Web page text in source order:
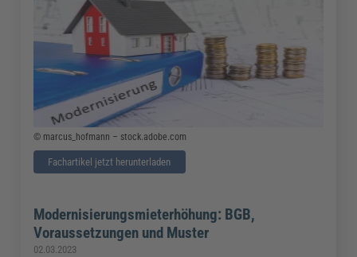
© marcus_hofmann – stock.adobe.com
Fachartikel jetzt herunterladen
Modernisierungsmieterhöhung: BGB,
Voraussetzungen und Muster
02.03.2023